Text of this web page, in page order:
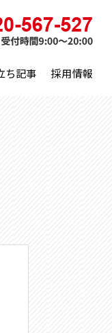
ち記事 採用情報